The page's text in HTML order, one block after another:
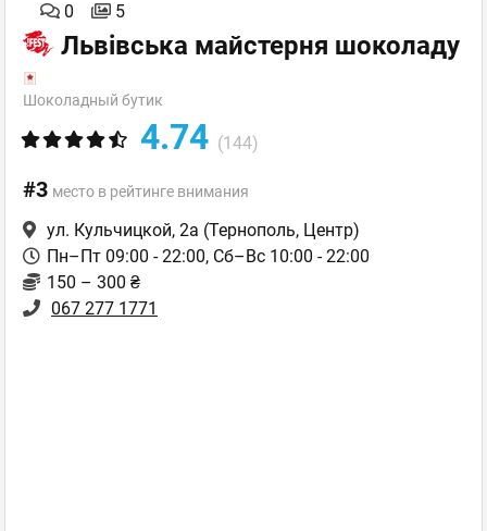
0 5
Львівська майстерня шоколаду
Шоколадный бутик
4.74 (144)
#3 место в рейтинге внимания
ул. Кульчицкой, 2а (Тернополь, Центр)
Пн–Пт 09:00 - 22:00, Сб–Вс 10:00 - 22:00
150 – 300 ₴
067 277 1771